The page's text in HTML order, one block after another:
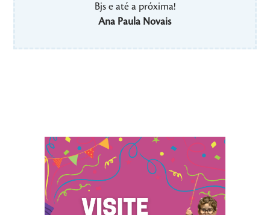
Bjs e até a próxima!
Ana Paula Novais